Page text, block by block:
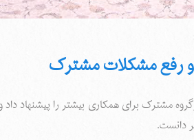
و رفع مشکلات مشترک
مشترک برای همکاری بیشتر را پیشنهاد داد
دانست.